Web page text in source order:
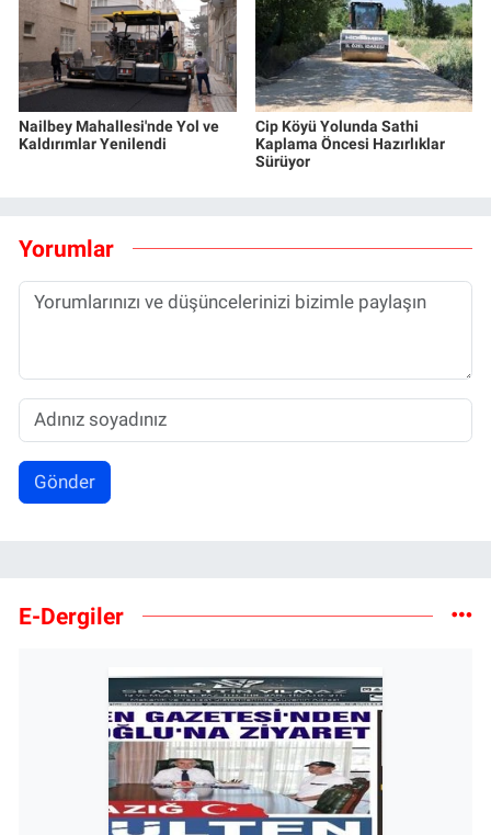
Nailbey Mahallesi'nde Yol ve
Kaldırımlar Yenilendi
Cip Köyü Yolunda Sathi
Kaplama Öncesi Hazırlıklar
Sürüyor
Yorumlar
Gönder
E-Dergiler